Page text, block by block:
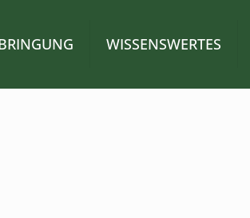
WISSENSWERTES